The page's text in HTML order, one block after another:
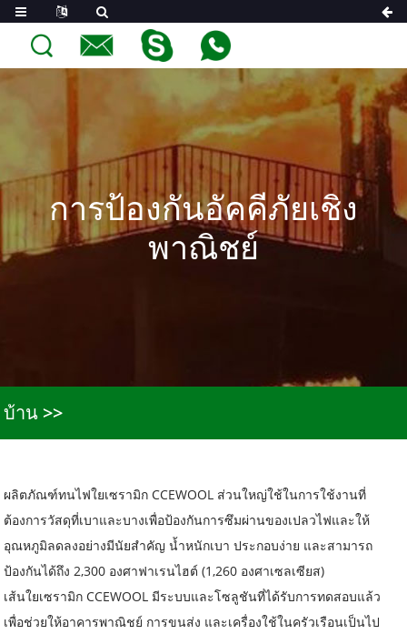
การป้องกันอัคคีภัยเชิง
พาณิชย์
บ้าน
ผลิตภัณฑ์ทนไฟใยเซรามิก CCEWOOL ส่วนใหญ่ใช้ในการใช้งานที่
ต้องการวัสดุที่เบาและบางเพื่อป้องกันการซึมผ่านของเปลวไฟและให้
อุณหภูมิลดลงอย่างมีนัยสำคัญ น้ำหนักเบา ประกอบง่าย และสามารถ
ป้องกันได้ถึง 2,300 องศาฟาเรนไฮต์ (1,260 องศาเซลเซียส)
เส้นใยเซรามิก CCEWOOL มีระบบและโซลูชันที่ได้รับการทดสอบแล้ว
เพื่อช่วยให้อาคารพาณิชย์ การขนส่ง และเครื่องใช้ในครัวเรือนเป็นไป